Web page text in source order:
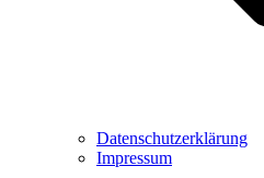
Datenschutzerklärung
Impressum